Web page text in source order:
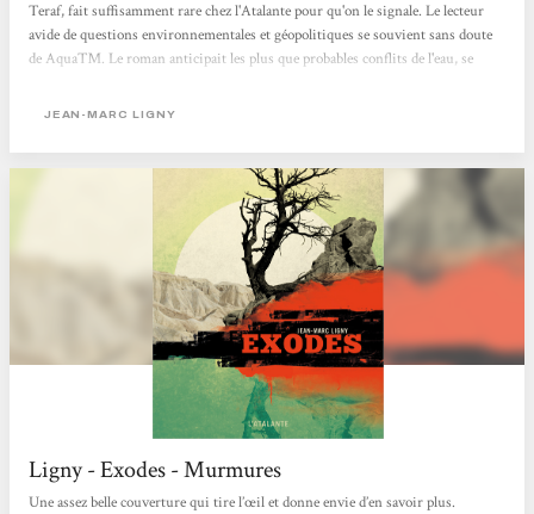
Teraf, fait suffisamment rare chez l'Atalante pour qu'on le signale. Le lecteur
avide de questions environnementales et géopolitiques se souvient sans doute
de Aqua™. Le roman anticipait les plus que probables conflits de l'eau, se
ultimes retranchements. Avec Exodes, l'auteur français nous projette en
projection dont on a pu découvrir...
JEAN-MARC LIGNY
Ligny - Exodes - Murmures
Une assez belle couverture qui tire l’œil et donne envie d’en savoir plus.